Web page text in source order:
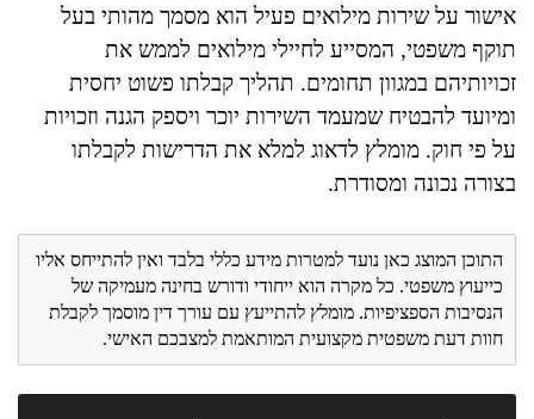
אישור על שירות מילואים פעיל הוא מסמך מהותי בעל
תוקף משפטי, המסייע לחיילי מילואים לממש את
זכויותיהם במגוון תחומים. תהליך קבלתו פשוט יחסית
ומיועד להבטיח שמעמד השירות יוכר ויספק הגנה וזכויות
על פי חוק. מומלץ לדאוג למלא את הדרישות לקבלתו
בצורה נכונה ומסודרת.
התוכן המוצג כאן נועד למטרות מידע כללי בלבד ואין להתייחס אליו
כייעוץ משפטי. כל מקרה הוא ייחודי ודורש בחינה מעמיקה של
הנסיבות הספציפיות. מומלץ להתייעץ עם עורך דין מוסמך לקבלת
חוות דעת משפטית מקצועית המותאמת למצבכם האישי.